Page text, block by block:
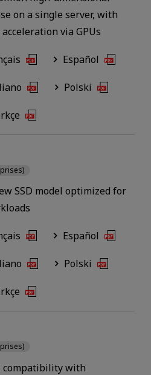
on a single server, with
via GPUs
Español
Polski
SSD model optimized for
Español
Polski
compatibility with